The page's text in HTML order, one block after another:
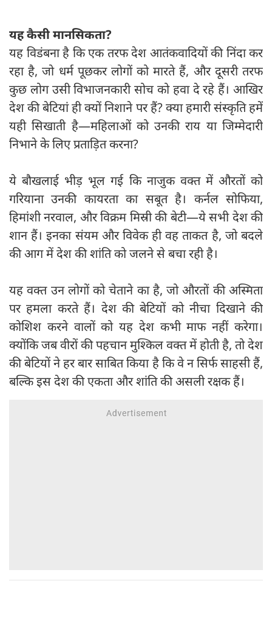
यह कैसी मानसिकता?
यह विडंबना है कि एक तरफ देश आतंकवादियों की निंदा कर
रहा है, जो धर्म पूछकर लोगों को मारते हैं, और दूसरी तरफ
कुछ लोग उसी विभाजनकारी सोच को हवा दे रहे हैं। आखिर
देश की बेटियां ही क्यों निशाने पर हैं? क्या हमारी संस्कृति हमें
यही सिखाती है—महिलाओं को उनकी राय या जिम्मेदारी
निभाने के लिए प्रताड़ित करना?
ये बौखलाई भीड़ भूल गई कि नाजुक वक्त में औरतों को
गरियाना उनकी कायरता का सबूत है। कर्नल सोफिया,
हिमांशी नरवाल, और विक्रम मिस्री की बेटी—ये सभी देश की
शान हैं। इनका संयम और विवेक ही वह ताकत है, जो बदले
की आग में देश की शांति को जलने से बचा रही है।
यह वक्त उन लोगों को चेताने का है, जो औरतों की अस्मिता
पर हमला करते हैं। देश की बेटियों को नीचा दिखाने की
कोशिश करने वालों को यह देश कभी माफ नहीं करेगा।
क्योंकि जब वीरों की पहचान मुश्किल वक्त में होती है, तो देश
की बेटियों ने हर बार साबित किया है कि वे न सिर्फ साहसी हैं,
बल्कि इस देश की एकता और शांति की असली रक्षक हैं।